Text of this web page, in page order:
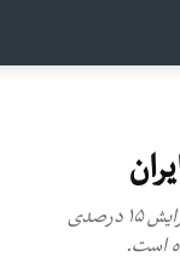
- رئیس اتحادیه خرازی فروشان و وابسته تهران از افزایش ۱۵ درصدی